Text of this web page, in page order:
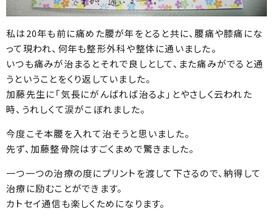
私は20年も前に痛めた腰が年をとると共に、腰痛や膝痛にな
って現われ、何年も整形外科や整体に通いました。
いつも痛みが治まるとそれで良しとして、また痛みがでると通
うということをくり返していました。
加藤先生に「気長にがんばれば治るよ」とやさしく云われた
時、うれしくて涙がこぼれました。
今度こそ本腰を入れて治そうと思いました。
先ず、加藤整骨院はすごくまめで驚きました。
一つ一つの治療の度にプリントを渡して下さるので、納得して
治療に励むことができます。
カトセイ通信も楽しくためになります。